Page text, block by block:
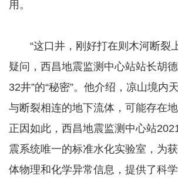
用。
“这口井，刚好打在则木河断裂
疑问，西昌地震监测中心站站长胡德
32井”的“秘密”。他介绍，凉山境内
与断裂相连的地下流体，可能存在地
正因如此，西昌地震监测中心站
震系统唯一的标准水化实验室，为
体物理和化学异常信息，提供了科学